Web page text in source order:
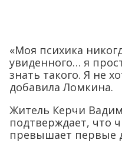
«Моя психика
увиденного… я
знать такого. Я не
добавила Ломкина.
Житель Керчи
подтверждает, что
превышает первые